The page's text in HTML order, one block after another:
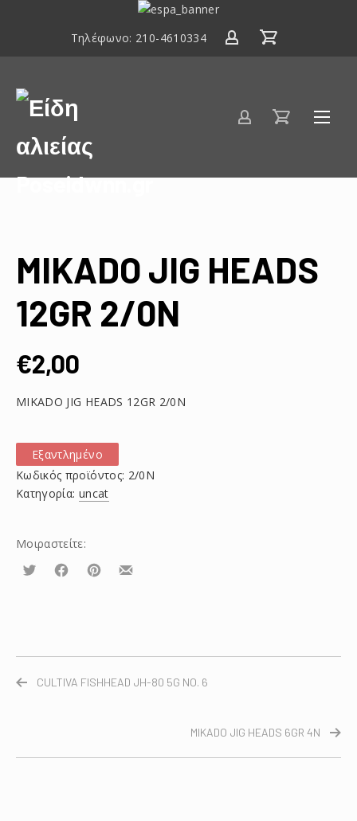
ΕΣΠΑ
2020
Τηλέφωνο: 210-4610334
Είδη
αλιείας
Poseidwnn.gr
MIKADO JIG HEADS
12GR 2/0N
€2,00
MIKADO JIG HEADS 12GR 2/0N
Εξαντλημένο
Κωδικός προϊόντος: 2/0N
Κατηγορία: uncat
Μοιραστείτε:
Τουίτα ΜοιραστείτεΜοιραστείτεΜοιραστείτε
CULTIVA FISHHEAD JH-80 5G NO. 6
MIKADO JIG HEADS 6GR 4N